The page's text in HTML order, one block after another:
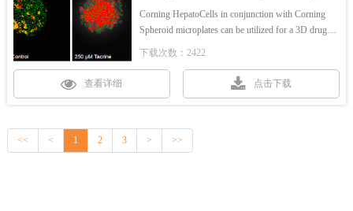
Corning HepatoCells in conjunction with Corning
Spheroid microplates can be utilized for a 3D drug
multiparameter high content screening (HCS)
下载次数：2422
查看详细 点击下载
<< < 1 2 3 > >>